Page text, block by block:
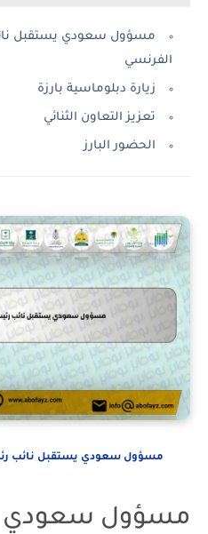
مسؤول سعودي يستقبل
الفرنسي
زيارة دبلوماسية بارزة
تعزيز التعاون الثنائي
الحضور البارز
مسؤول سعودي يستقبل نائب
مسؤول سعودي